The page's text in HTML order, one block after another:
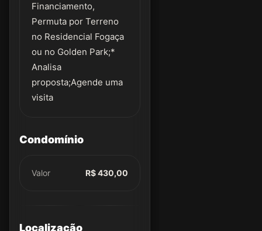
Financiamento,
Permuta por Terreno
no Residencial Fogaça
ou no Golden Park;*
Analisa
proposta;Agende uma
visita
Condomínio
Valor R$ 430,00
Localização